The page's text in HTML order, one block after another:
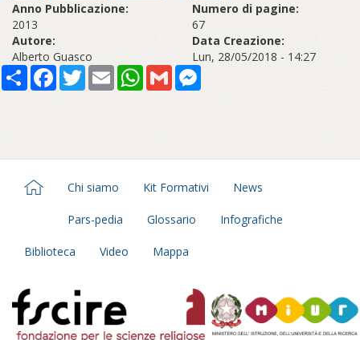
Anno Pubblicazione:
2013
Numero di pagine:
67
Autore:
Alberto Guasco
Data Creazione:
Lun, 28/05/2018 - 14:27
Share Facebook
TwitterEmail WhatsApp
Gmail
Chi siamo Kit Formativi News
Pars-pedia Glossario Infografiche
Biblioteca Video Mappa